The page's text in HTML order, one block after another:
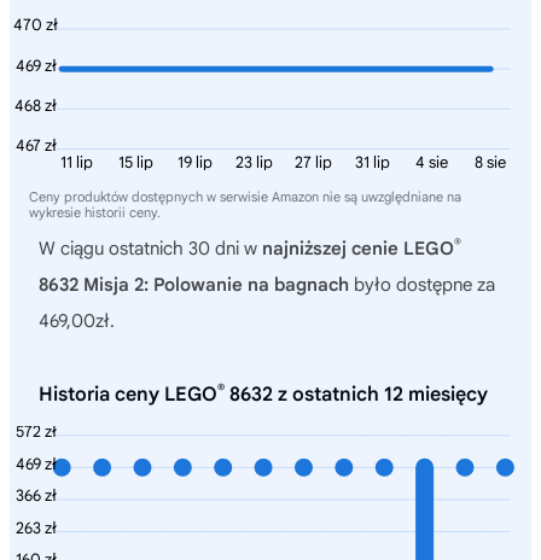
470 zł
469 zł
468 zł
467 zł
8 sie
4 sie
31 lip
27 lip
23 lip
19 lip
15 lip
11 lip
Ceny produktów dostępnych w serwisie Amazon nie są uwzględniane na
wykresie historii ceny.
W ciągu ostatnich 30 dni w najniższej cenie LEGO®
8632 Misja 2: Polowanie na bagnach było dostępne za
469,00zł.
Historia ceny LEGO® 8632 z ostatnich 12 miesięcy
572 zł
469 zł
366 zł
263 zł